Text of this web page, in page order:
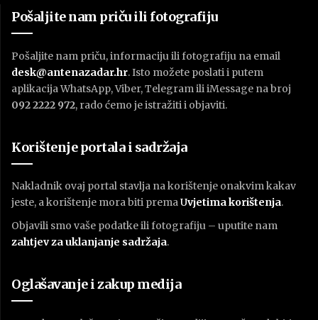
Pošaljite nam priču ili fotografiju
Pošaljite nam priču, informaciju ili fotografiju na email
desk@antenazadar.hr. Isto možete poslati i putem
aplikacija WhatsApp, Viber, Telegram ili iMessage na broj
092 2222 972, rado ćemo je istražiti i objaviti.
Korištenje portala i sadržaja
Nakladnik ovaj portal stavlja na korištenje onakvim kakav
jeste, a korištenje mora biti premaUvjetima korištenja.
Objavili smo vaše podatke ili fotografiju – uputite nam
zahtjev za uklanjanje sadržaja.
Oglašavanje i zakup medija